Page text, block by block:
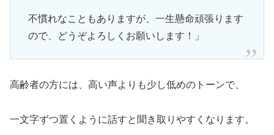
不慣れなこともありますが、一生懸命頑張ります
ので、どうぞよろしくお願いします！」
高齢者の方には、高い声よりも少し低めのトーンで、
一文字ずつ置くように話すと聞き取りやすくなります。